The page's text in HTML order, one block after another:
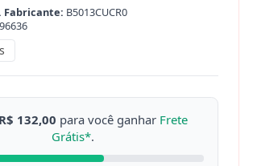
Fabricante: B5013CUCR0
R$ 132,00 para você ganhar Frete
Grátis*.